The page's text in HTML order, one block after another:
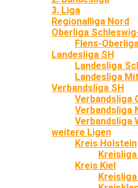
3. Liga
Regionalliga Nord
Oberliga
Flens-
Landesliga SH
Landesliga
Landesliga
Verbandsliga SH
Verbandsliga
Verbandsliga
Verbandsliga
weitere Ligen
Kreis Holstein
Kreisliga
Kreis Kiel
Kreisliga